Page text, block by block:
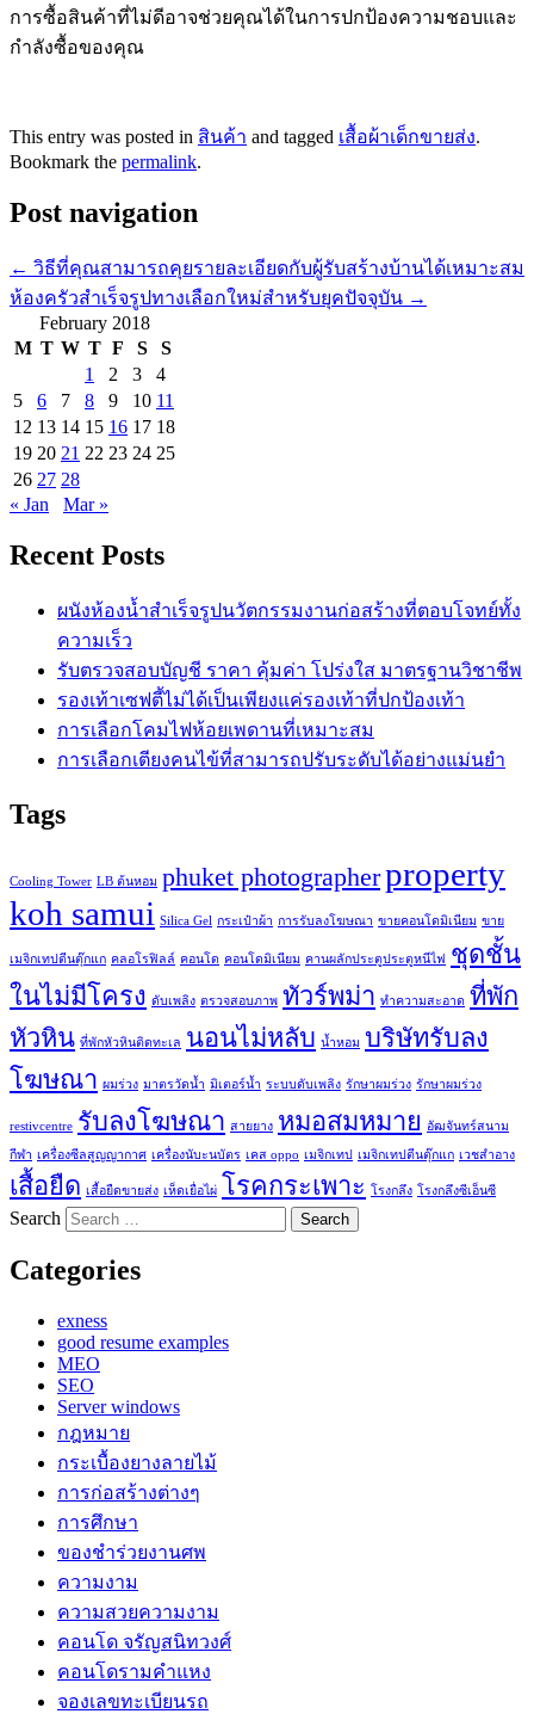
การซื้อสินค้าที่ไม่ดีอาจช่วยคุณได้ในการปกป้องความชอบและ
กำลังซื้อของคุณ
This entry was posted in สินค้า and tagged เสื้อผ้าเด็กขายส่ง.
Bookmark the permalink.
Post navigation
← วิธีที่คุณสามารถคุยรายละเอียดกับผู้รับสร้างบ้านได้เหมาะสม
ห้องครัวสำเร็จรูปทางเลือกใหม่สำหรับยุคปัจจุบัน →
February 2018
M T W T F S
S
1
2 3
4
5
6 7 8 9 10 11
12 13 14 15 16 17 18
19 20 21 22 23 24 25
26 27 28
« Jan
Mar »
Recent Posts
ผนังห้องน้ำสำเร็จรูปนวัตกรรมงานก่อสร้างที่ตอบโจทย์ทั้ง
ความเร็ว
รับตรวจสอบบัญชี ราคา คุ้มค่า โปร่งใส มาตรฐานวิชาชีพ
รองเท้าเซฟตี้ไม่ได้เป็นเพียงแค่รองเท้าที่ปกป้องเท้า
การเลือกโคมไฟห้อยเพดานที่เหมาะสม
การเลือกเตียงคนไข้ที่สามารถปรับระดับได้อย่างแม่นยำ
Tags
Cooling Tower LB ต้นหอม phuket photographerproperty
koh samui Silica Gel กระเป๋าผ้า การรับลงโฆษณา ขายคอนโดมิเนียม ขาย
เมจิกเทปตีนตุ๊กแก คลอโรฟิลล์ คอนโด คอนโดมิเนียม คานผลักประตูประตูหนีไฟ
ชุดชั้น
ในไม่มีโครง ดับเพลิง ตรวจสอบภาพ ทัวร์พม่า ทำความสะอาด ที่พัก
หัวหิน ที่พักหัวหินติดทะเล นอนไม่หลับ น้ำหอม บริษัทรับลง
โฆษณา ผมร่วง มาตรวัดน้ำ มิเตอร์น้ำ ระบบดับเพลิง รักษาผมร่วง รักษาผมร่วง
restivcentre รับลงโฆษณา สายยาง หมอสมหมาย อัฒจันทร์สนาม
กีฬา เครื่องซีลสูญญากาศ เครื่องนับะนบัตร เคส oppo เมจิกเทป เมจิกเทปตีนตุ๊กแก เวชสำอาง
เสื้อยืด เสื้อยืดขายส่ง เห็ดเยื่อไผ่ โรคกระเพาะ โรงกลึง โรงกลึงซีเอ็นซี
Search
Categories
exness
good resume examples
MEO
SEO
Server windows
กฎหมาย
กระเบื้องยางลายไม้
การก่อสร้างต่างๆ
การศึกษา
ของชำร่วยงานศพ
ความงาม
ความสวยความงาม
คอนโด จรัญสนิทวงศ์
คอนโดรามคำแหง
จองเลขทะเบียนรถ